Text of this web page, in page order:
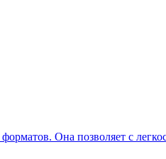
Она позволяет с